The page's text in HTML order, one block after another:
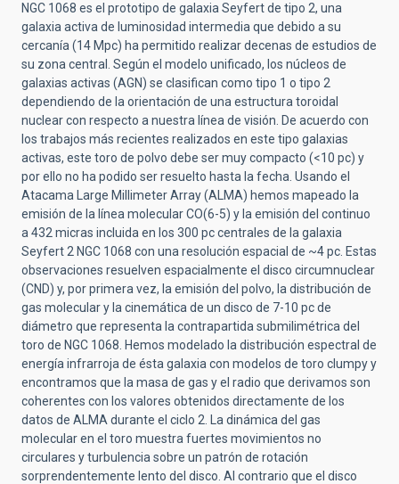
NGC 1068 es el prototipo de galaxia Seyfert de tipo 2, una
galaxia activa de luminosidad intermedia que debido a su
cercanía (14 Mpc) ha permitido realizar decenas de estudios de
su zona central. Según el modelo unificado, los núcleos de
galaxias activas (AGN) se clasifican como tipo 1 o tipo 2
dependiendo de la orientación de una estructura toroidal
nuclear con respecto a nuestra línea de visión. De acuerdo con
los trabajos más recientes realizados en este tipo galaxias
activas, este toro de polvo debe ser muy compacto (<10 pc) y
por ello no ha podido ser resuelto hasta la fecha. Usando el
Atacama Large Millimeter Array (ALMA) hemos mapeado la
emisión de la línea molecular CO(6-5) y la emisión del continuo
a 432 micras incluida en los 300 pc centrales de la galaxia
Seyfert 2 NGC 1068 con una resolución espacial de ~4 pc. Estas
observaciones resuelven espacialmente el disco circumnuclear
(CND) y, por primera vez, la emisión del polvo, la distribución de
gas molecular y la cinemática de un disco de 7-10 pc de
diámetro que representa la contrapartida submilimétrica del
toro de NGC 1068. Hemos modelado la distribución espectral de
energía infrarroja de ésta galaxia con modelos de toro clumpy y
encontramos que la masa de gas y el radio que derivamos son
coherentes con los valores obtenidos directamente de los
datos de ALMA durante el ciclo 2. La dinámica del gas
molecular en el toro muestra fuertes movimientos no
circulares y turbulencia sobre un patrón de rotación
sorprendentemente lento del disco. Al contrario que el disco